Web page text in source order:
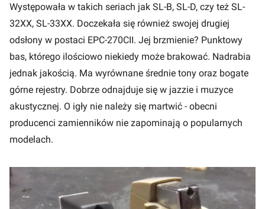
Występowała w takich seriach jak SL-B, SL-D, czy też SL-
32XX, SL-33XX. Doczekała się również swojej drugiej
odsłony w postaci EPC-270CII. Jej brzmienie? Punktowy
bas, którego ilościowo niekiedy może brakować. Nadrabia
jednak jakością. Ma wyrównane średnie tony oraz bogate
górne rejestry. Dobrze odnajduje się w jazzie i muzyce
akustycznej. O igły nie należy się martwić - obecni
producenci zamienników nie zapominają o popularnych
modelach.